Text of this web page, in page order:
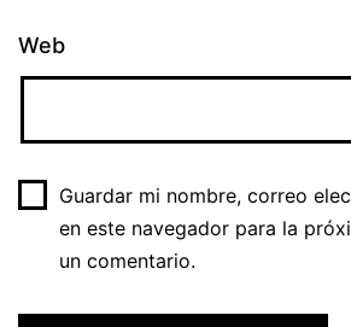
Web
Guardar mi nombre, correo
en este navegador para la
un comentario.